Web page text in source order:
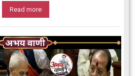
Read more